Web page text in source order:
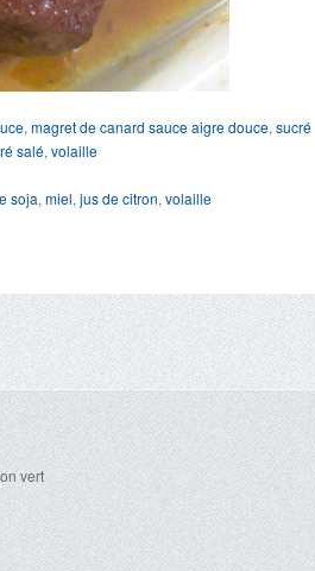
, magret de canard sauce aigre douce, sucré
salé, volaille
soja, miel, jus de citron, volaille
vert